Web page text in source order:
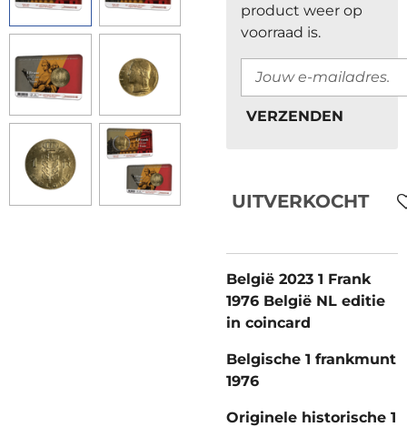
product weer op
voorraad is.
VERZENDEN
UITVERKOCHT
België 2023 1 Frank
1976 België NL editie
in coincard
Belgische 1 frankmunt
1976
Originele historische 1